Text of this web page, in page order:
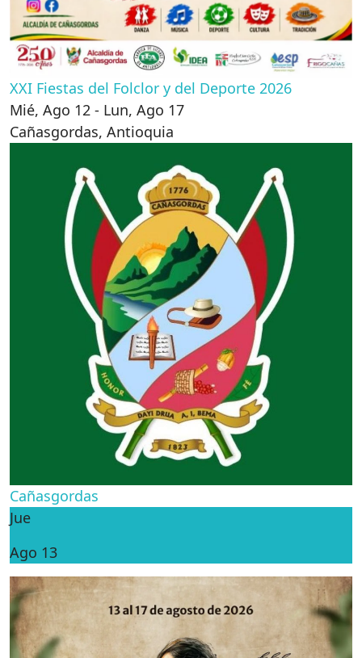
XXI Fiestas del Folclor y del Deporte 2026
Mié, Ago 12 - Lun, Ago 17
Cañasgordas, Antioquia
Cañasgordas
Jue
Ago 13